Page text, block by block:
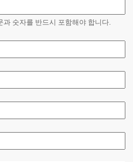
숫자를 반드시 포함해야 합니다.